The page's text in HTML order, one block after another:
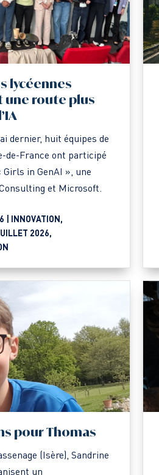
lycéennes
une route plus
dernier, huit équipes de
de-France ont participé
Girls in GenAI », une
et Microsoft.
| INNOVATION ,
2026,
pour Thomas
(Isère), Sandrine
un